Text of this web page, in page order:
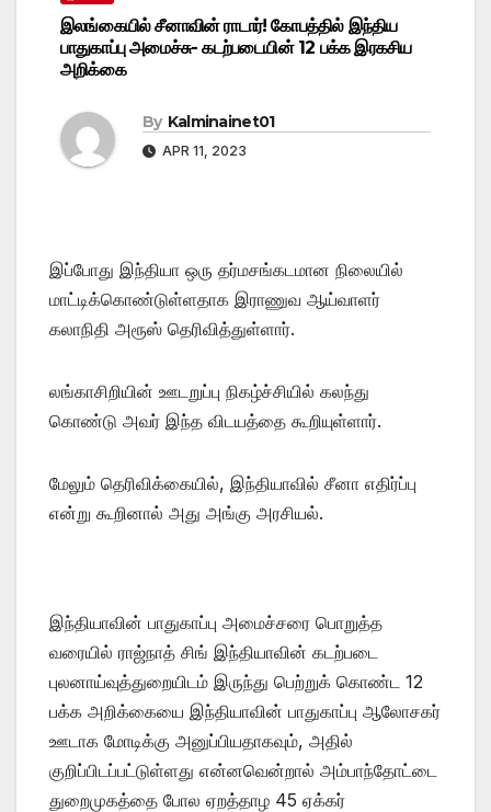
இலங்கையில் சீனாவின் ராடார்! கோபத்தில் இந்திய
பாதுகாப்பு அமைச்சு- கடற்படையின் 12 பக்க இரகசிய
அறிக்கை
By Kalminainet01
APR 11, 2023
இப்போது இந்தியா ஒரு தர்மசங்கடமான நிலையில்
மாட்டிக்கொண்டுள்ளதாக இராணுவ ஆய்வாளர்
கலாநிதி அரூஸ் தெரிவித்துள்ளார்.
லங்காசிறியின் ஊடறுப்பு நிகழ்ச்சியில் கலந்து
கொண்டு அவர் இந்த விடயத்தை கூறியுள்ளார்.
மேலும் தெரிவிக்கையில், இந்தியாவில் சீனா எதிர்ப்பு
என்று கூறினால் அது அங்கு அரசியல்.
இந்தியாவின் பாதுகாப்பு அமைச்சரை பொறுத்த
வரையில் ராஜ்நாத் சிங் இந்தியாவின் கடற்படை
புலனாய்வுத்துறையிடம் இருந்து பெற்றுக் கொண்ட 12
பக்க அறிக்கையை இந்தியாவின் பாதுகாப்பு ஆலோசகர்
ஊடாக மோடிக்கு அனுப்பியதாகவும், அதில்
குறிப்பிடப்பட்டுள்ளது என்னவென்றால் அம்பாந்தோட்டை
துறைமுகத்தை போல ஏறத்தாழ 45 ஏக்கர்